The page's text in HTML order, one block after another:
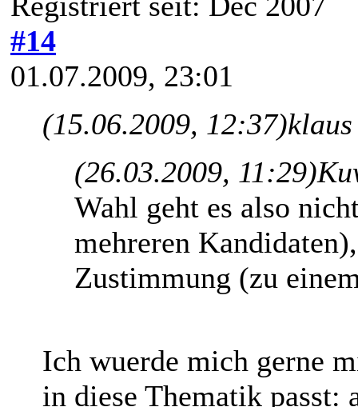
#14
01.07.2009, 23:01
(15.06.2009, 12:37)
(26.03.2009, 11:29)
Wahl geht es also
mehreren
Zustimmung (zu
Ich wuerde mich gerne
in diese Thematik passt: